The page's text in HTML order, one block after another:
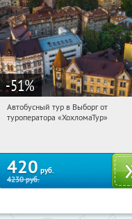
-51%
11:34:21 Купили:
Автобусный тур в Выборг от
туроператора «ХохломаТур»
420 руб.
4230руб.